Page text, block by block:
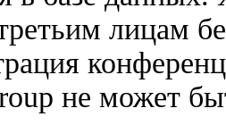
лицам
не может